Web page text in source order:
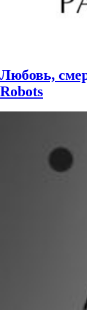
Любовь,
Robots